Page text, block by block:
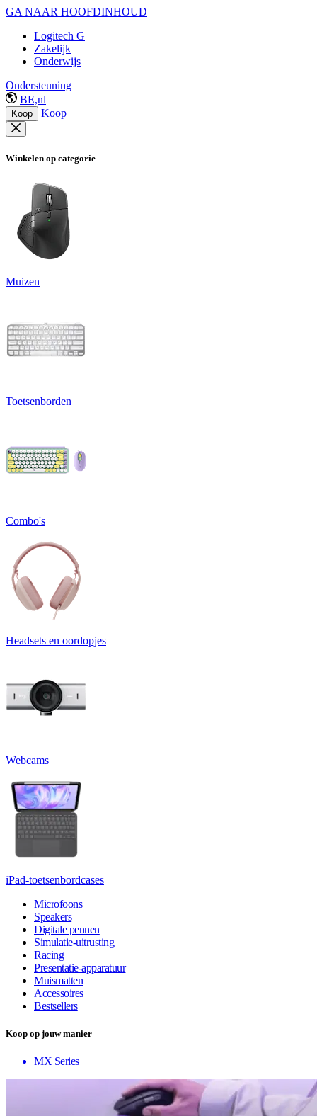
GA NAAR HOOFDINHOUD
Logitech G
Zakelijk
Onderwijs
Ondersteuning
BE,nl
Koop Koop
Winkelen op categorie
Muizen
Toetsenborden
Combo's
Headsets en oordopjes
Webcams
iPad-toetsenbordcases
Microfoons
Speakers
Digitale pennen
Simulatie-uitrusting
Racing
Presentatie-apparatuur
Muismatten
Accessoires
Bestsellers
Koop op jouw manier
MX Series